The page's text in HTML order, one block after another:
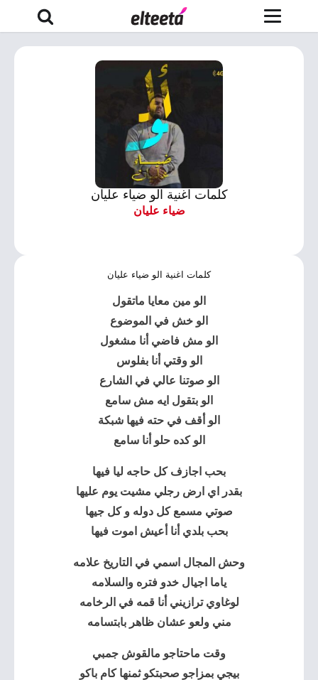
كلمات اغنية الو ضياء عليان
ضياء عليان
كلمات اغنية الو ضياء عليان
الو مين معايا ماتقول
الو خش في الموضوع
الو مش فاضي أنا مشغول
الو وقتي أنا بفلوس
الو صوتنا عالي في الشارع
الو بتقول ايه مش سامع
الو أقف في حته فيها شبكة
الو كده حلو أنا سامع
بحب اجازف كل حاجه ليا فيها
بقدر اي ارض رجلي مشيت يوم عليها
صوتي مسمع كل دوله و كل جيها
بحب بلدي أنا أعيش اموت فيها
وحش المجال اسمي في التاريخ علامه
ياما اجيال خدو فتره والسلامه
لوغاوي ترازيني أنا قمه في الرخامه
مني ولعو عشان ظاهر بابتسامه
وقت ماحتاجو مالقوش جمبي
بيجي بمزاجو صحبتكو ثمنها كام باكو